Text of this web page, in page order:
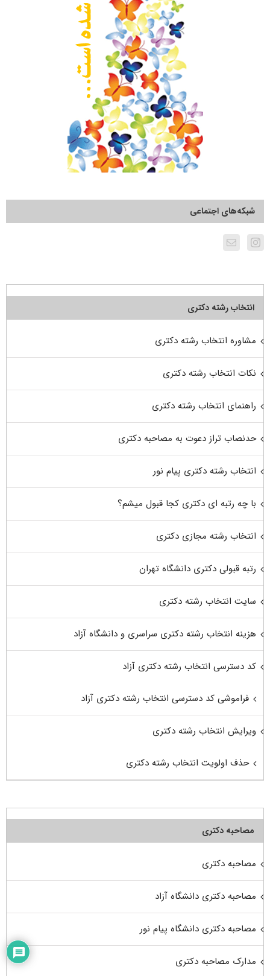
شبکه‌های اجتماعی
انتخاب رشته دکتری
مشاوره انتخاب رشته دکتری
نکات انتخاب رشته دکتری
راهنمای انتخاب رشته دکتری
حدنصاب تراز دعوت به مصاحبه دکتری
انتخاب رشته دکتری پیام نور
با چه رتبه ای دکتری کجا قبول میشم؟
انتخاب رشته مجازی دکتری
رتبه قبولی دکتری دانشگاه تهران
سایت انتخاب رشته دکتری
هزینه انتخاب رشته دکتری سراسری و دانشگاه آزاد
کد دسترسی انتخاب رشته دکتری آزاد
فراموشی کد دسترسی انتخاب رشته دکتری آزاد
ویرایش انتخاب رشته دکتری
حذف اولویت انتخاب رشته دکتری
مصاحبه دکتری
مصاحبه دکتری
مصاحبه دکتری دانشگاه آزاد
مصاحبه دکتری دانشگاه پیام نور
مدارک مصاحبه دکتری